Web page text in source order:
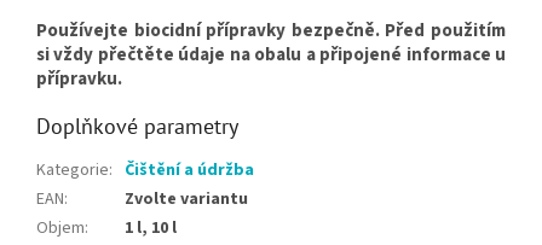
Používejte biocidní přípravky bezpečně. Před použitím
si vždy přečtěte údaje na obalu a připojené informace u
přípravku.
Doplňkové parametry
Kategorie: Čištění a údržba
EAN:
Zvolte variantu
Objem:
1 l, 10 l